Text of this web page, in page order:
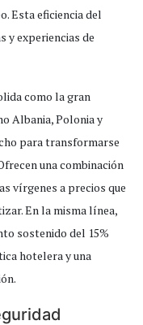
Esta eficiencia del
y experiencias de
como la gran
Albania, Polonia y
para transformarse
una combinación
vírgenes a precios que
En la misma línea,
sostenido del 15%
hotelera y una